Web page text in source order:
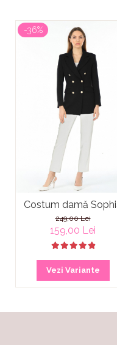
-36%
Costum damă
249,00 Lei
159,00 Lei
Vezi Variante